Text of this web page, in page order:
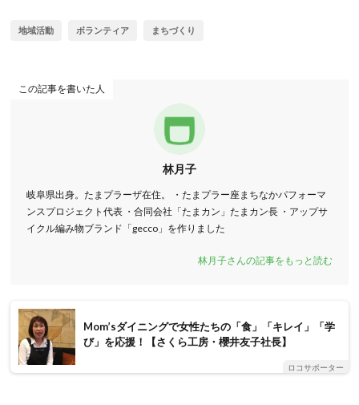
地域活動 ボランティア まちづくり
この記事を書いた人
林月子
岐阜県出身。たまプラーザ在住。 ・たまプラー座まちなかパフォーマ
ンスプロジェクト代表 ・合同会社「たまカン」たまカン長 ・アップサ
イクル編み物ブランド「gecco」を作りました
林月子さんの記事をもっと読む
Mom’sダイニングで女性たちの「食」「キレイ」「学
び」を応援！【さくら工房・櫻井友子社長】
ロコサポーター